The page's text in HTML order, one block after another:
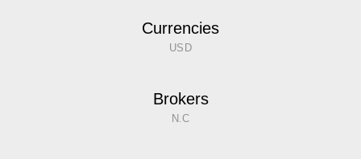
Currencies
USD
Brokers
N.C